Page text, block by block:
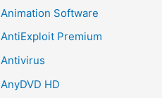
Animation Software
AntiExploit Premium
Antivirus
AnyDVD HD